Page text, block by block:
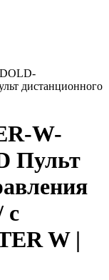
DOLD-
дистанционного
W-
Пульт
с
W |